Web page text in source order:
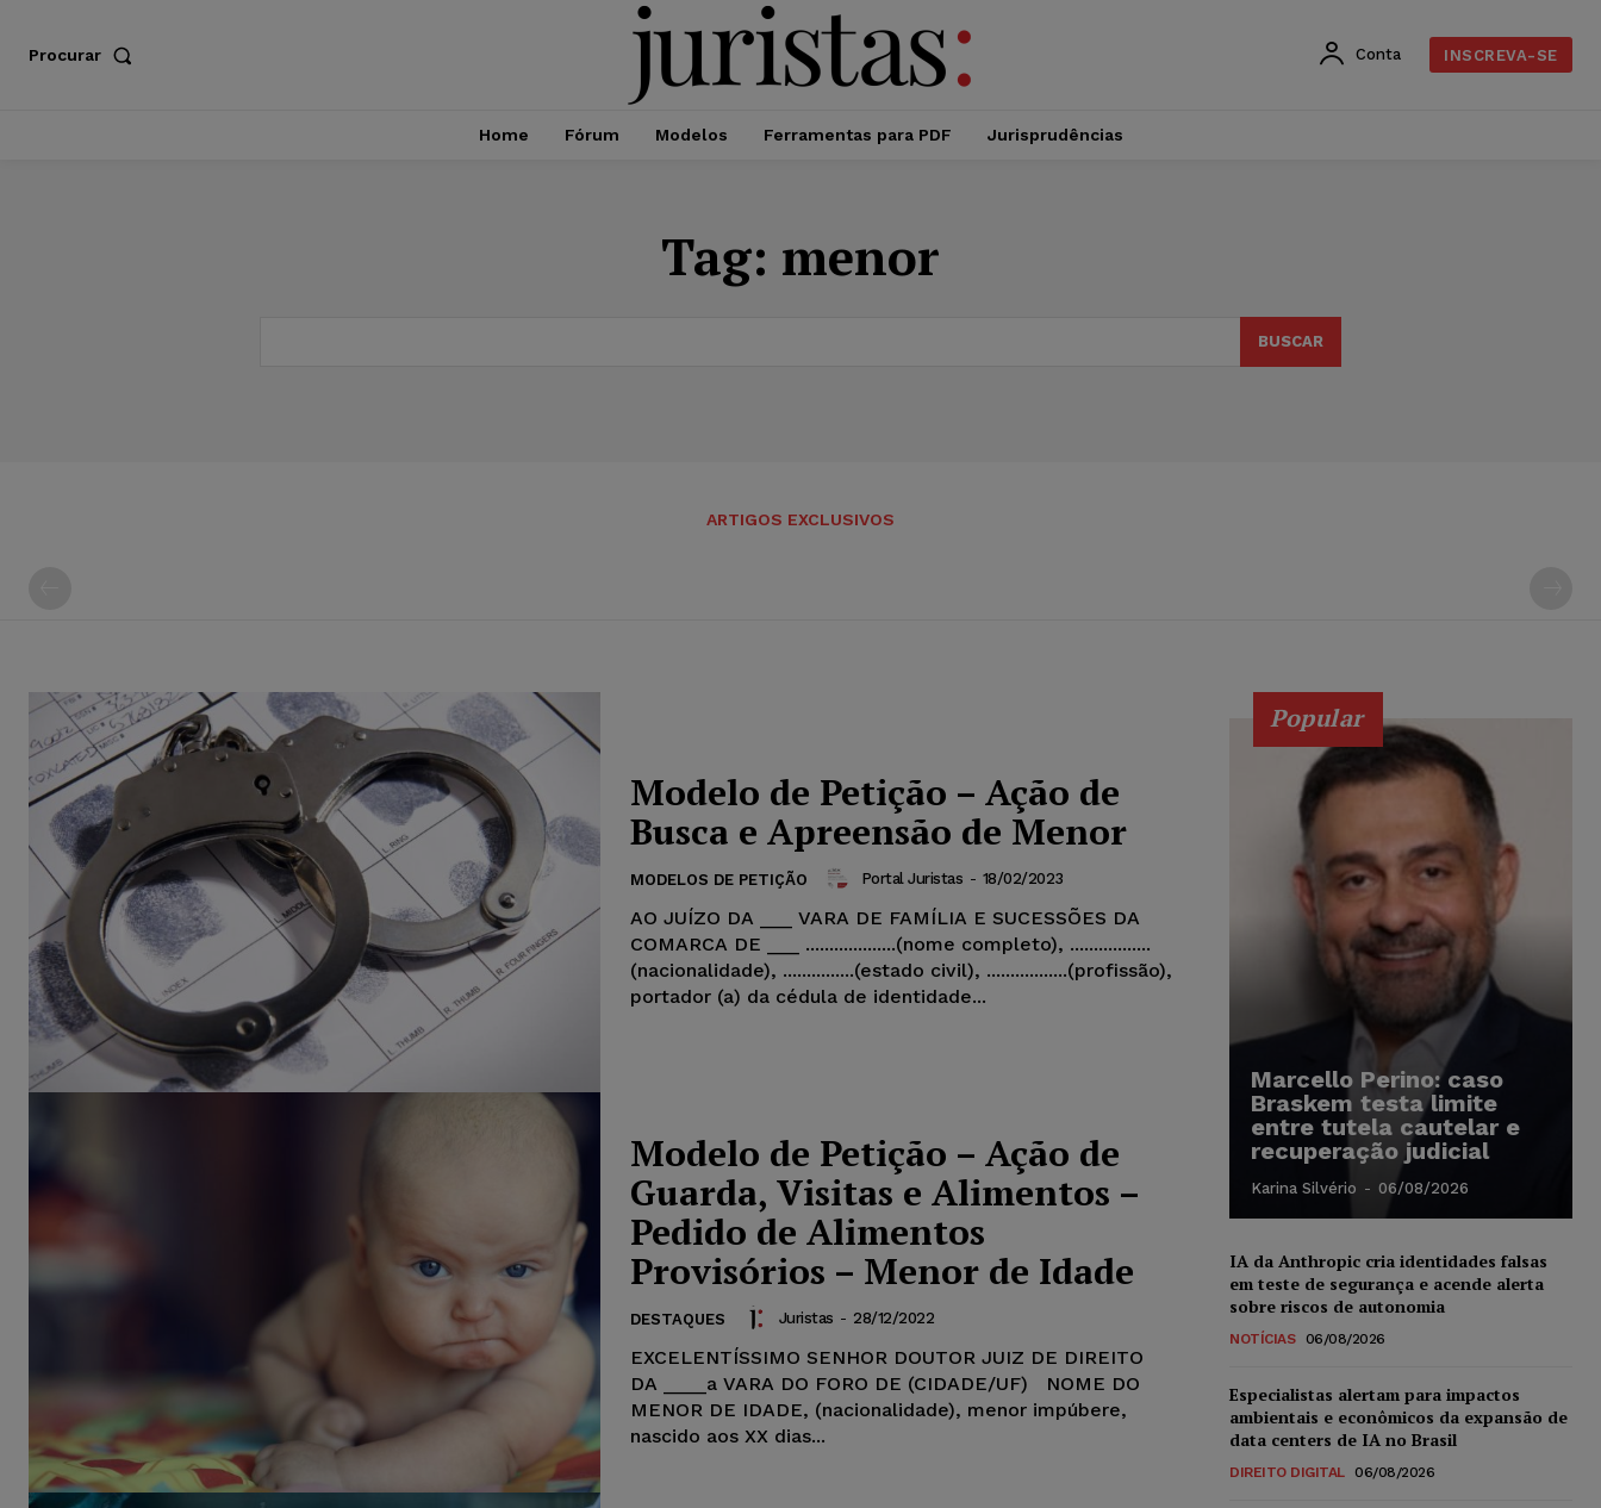
Procurar Conta INSCREVA-SE
Home Fórum Modelos Ferramentas para PDF Jurisprudências
Tag: menor
BUSCAR
ARTIGOS EXCLUSIVOS
Modelo de Petição – Ação de
Busca e Apreensão de Menor
MODELOS DE PETIÇÃO Portal Juristas - 18/02/2023
AO JUÍZO DA ___ VARA DE FAMÍLIA E SUCESSÕES DA
COMARCA DE ___ ...................(nome completo), .................
(nacionalidade), ...............(estado civil), .................(profissão),
portador (a) da cédula de identidade...
Modelo de Petição – Ação de
Guarda, Visitas e Alimentos –
Pedido de Alimentos
Provisórios – Menor de Idade
DESTAQUES Juristas - 28/12/2022
EXCELENTÍSSIMO SENHOR DOUTOR JUIZ DE DIREITO
DA ____a VARA DO FORO DE (CIDADE/UF) NOME DO
MENOR DE IDADE, (nacionalidade), menor impúbere,
nascido aos XX dias...
Popular
Marcello Perino: caso
Braskem testa limite
entre tutela cautelar e
recuperação judicial
Karina Silvério - 06/08/2026
IA da Anthropic cria identidades falsas
em teste de segurança e acende alerta
sobre riscos de autonomia
NOTÍCIAS 06/08/2026
Especialistas alertam para impactos
ambientais e econômicos da expansão de
data centers de IA no Brasil
DIREITO DIGITAL 06/08/2026